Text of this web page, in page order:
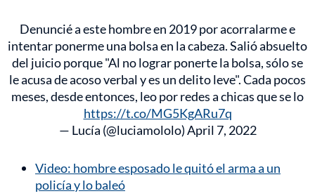
Denuncié a este hombre en 2019 por acorralarme e
intentar ponerme una bolsa en la cabeza. Salió absuelto
del juicio porque "Al no lograr ponerte la bolsa, sólo se
le acusa de acoso verbal y es un delito leve". Cada pocos
meses, desde entonces, leo por redes a chicas que se lo
https://t.co/MG5KgARu7q
— Lucía (@luciamololo)April 7, 2022
Video: hombre esposado le quitó el arma a un
policía y lo baleó